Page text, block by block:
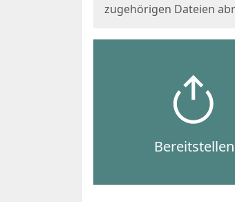
zugehörigen Dateien
Bereitstellen